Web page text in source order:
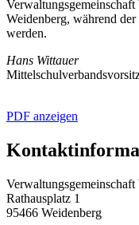
Weidenberg, während der
werden.
Hans Wittauer
PDF anzeigen
Verwaltungsgemeinschaft
Rathausplatz 1
95466 Weidenberg